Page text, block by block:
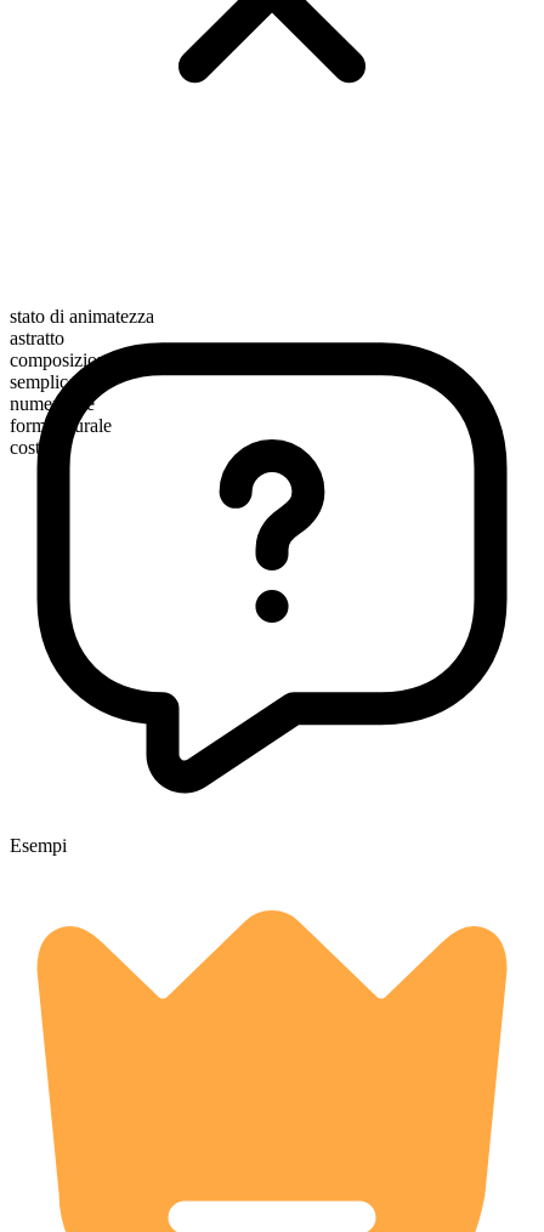
stato di animatezza
astratto
composizione morfologica
semplice
numerabile
forma plurale
costs
Esempi